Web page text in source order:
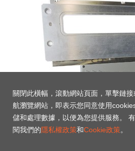
關閉此橫幅，滾動網站頁面，單擊鏈
航瀏覽網站，即表示您同意使用
儲和處理數據，以便為您提供服務。
閱我們的隱私權政策和Cookie政策。